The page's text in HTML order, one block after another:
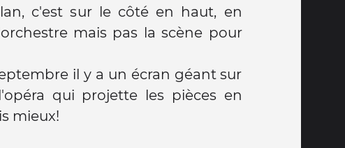
c'est sur le côté en haut, en
mais pas la scène pour
il y a un écran géant sur
qui projette les pièces en
mieux!